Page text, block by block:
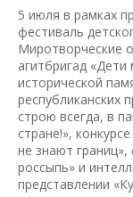
5 июля в рамках
фестиваль
Миротворческие
агитбригад
исторической
республиканских
строю всегда, в
стране!»,
не знают
россыпь» и
представлении